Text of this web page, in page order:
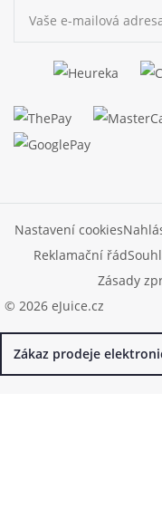
© 2026 eJuice.cz
Nastavení cookies
Reklamační řád
Zásady
Zákaz prodeje